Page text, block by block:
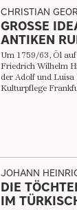
CHRISTIAN
GROSSE
ANTIKEN
Um 1759/63, Öl
Friedrich Wilhelm
der Adolf und
Kulturpflege
JOHANN
DIE
IM